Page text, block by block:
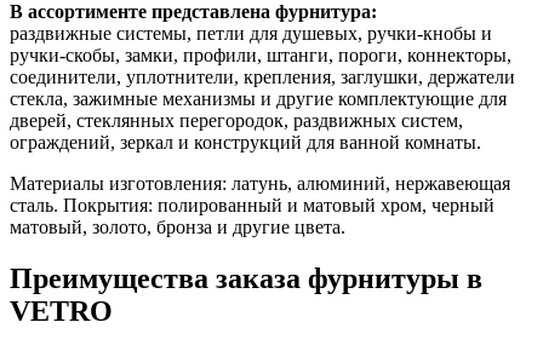
В ассортименте представлена фурнитура:
раздвижные системы, петли для душевых, ручки-кнобы и
ручки-скобы, замки, профили, штанги, пороги, коннекторы,
соединители, уплотнители, крепления, заглушки, держатели
стекла, зажимные механизмы и другие комплектующие для
дверей, стеклянных перегородок, раздвижных систем,
ограждений, зеркал и конструкций для ванной комнаты.
Материалы изготовления: латунь, алюминий, нержавеющая
сталь. Покрытия: полированный и матовый хром, черный
матовый, золото, бронза и другие цвета.
Преимущества заказа фурнитуры в
VETRO